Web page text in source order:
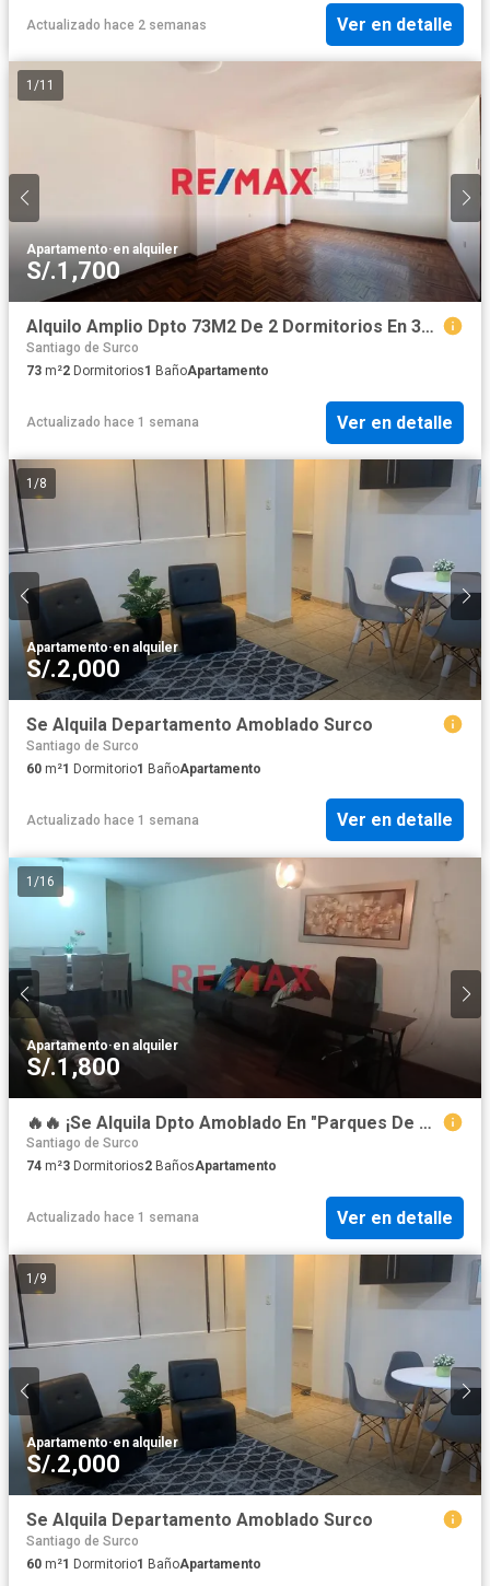
Actualizado hace 2 semanas Ver en detalle
1 /11
Apartamento·en alquiler
S/.1,700
Alquilo Amplio Dpto 73M2 De 2 Dormitorios En 3Er Piso Urb. Los Precursores - Surco!
Santiago de Surco
73 m²2 Dormitorios1 BañoApartamento
Actualizado hace 1 semana Ver en detalle
1 /8
Apartamento·en alquiler
S/.2,000
Se Alquila Departamento Amoblado Surco
Santiago de Surco
60 m²1 Dormitorio1 BañoApartamento
Actualizado hace 1 semana Ver en detalle
1 /16
Apartamento·en alquiler
S/.1,800
🔥🔥 ¡Se Alquila Dpto Amoblado En "Parques De Surco Ii"! 🔥🔥
Santiago de Surco
74 m²3 Dormitorios2 BañosApartamento
Actualizado hace 1 semana Ver en detalle
1 /9
Apartamento·en alquiler
S/.2,000
Se Alquila Departamento Amoblado Surco
Santiago de Surco
60 m²1 Dormitorio1 BañoApartamento